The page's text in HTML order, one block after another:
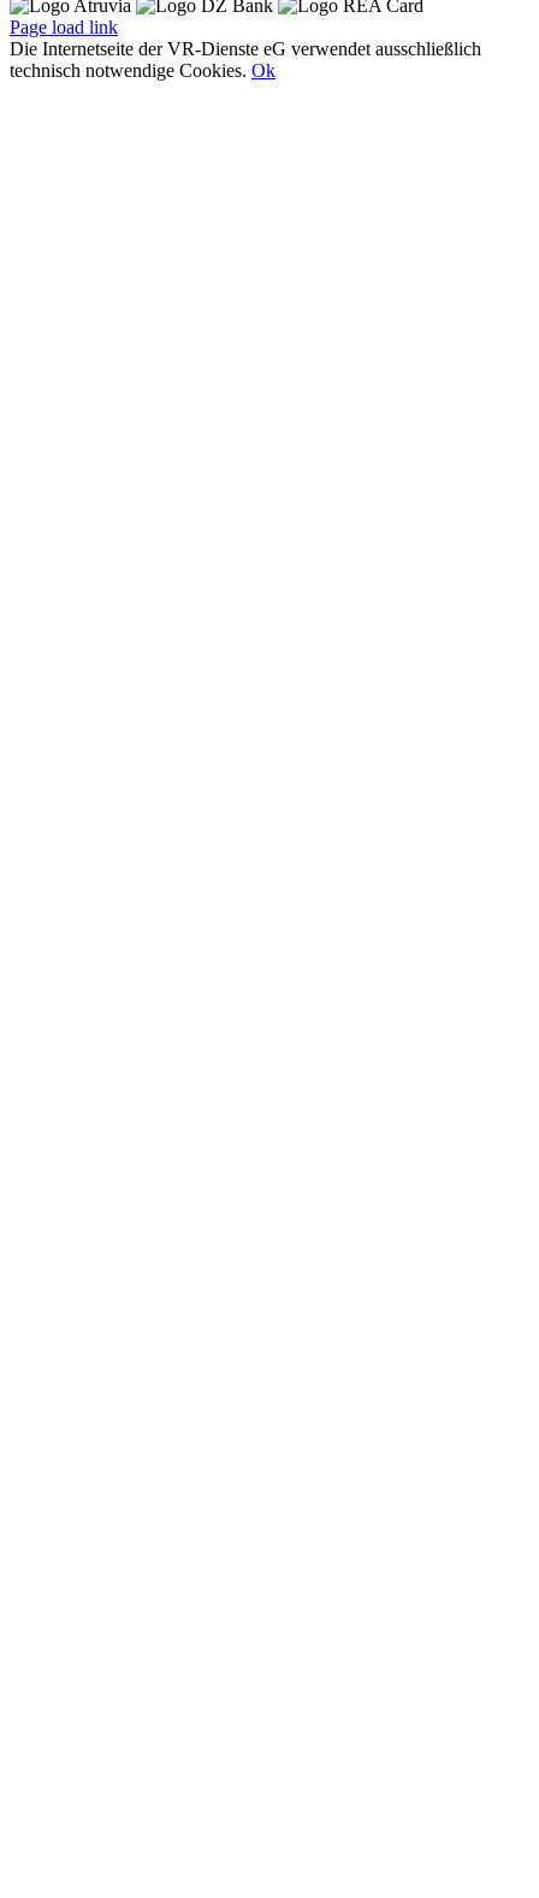
Page load link
Die Internetseite der VR-Dienste eG verwendet ausschließlich
technisch notwendige Cookies. Ok